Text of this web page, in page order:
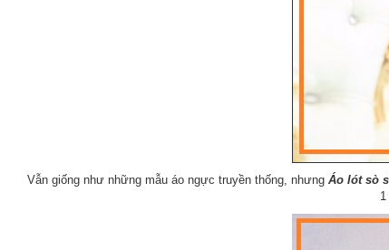
Vẫn giống như những mẫu áo ngực truyền thống, nhưngÁo lót sò